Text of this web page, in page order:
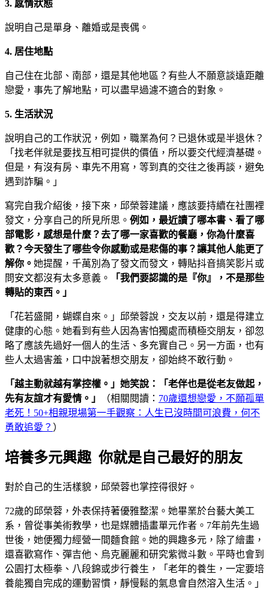
3. 感情狀態
說明自己是單身、離婚或是喪偶。
4. 居住地點
自己住在北部、南部，還是其他地區？有些人不願意談遠距離
戀愛，事先了解地點，可以盡早過濾不適合的對象。
5. 生活狀況
說明自己的工作狀況，例如，職業為何？已退休或是半退休？
「找老伴就是要找互相可提供的價值，所以要交代經濟基礎。
但是，有沒有房、車先不用寫，等到真的交往之後再談，避免
遇到詐騙。」
寫完自我介紹後，接下來，邱榮蓉建議，應該要持續在社團裡
發文，分享自己的所見所思。 例如，最近讀了哪本書、看了哪
部電影，感想是什麼？去了哪一家喜歡的餐廳，你為什麼喜
歡？今天發生了哪些令你感動或是悲傷的事？讓其他人能更了
解你。 她提醒，千萬別為了發文而發文，轉貼抖音搞笑影片或
問安文都沒有太多意義。
「我們要認識的是『你』，不是那些
轉貼的東西。」
「花若盛開，蝴蝶自來。」邱榮蓉說，交友以前，還是得建立
健康的心態。她看到有些人因為害怕獨處而積極交朋友，卻忽
略了應該先過好一個人的生活、多充實自己。另一方面，也有
些人太過害羞，口中說著想交朋友，卻始終不敢行動。
「越主動就越有掌控權。」她笑說：「老伴也是從老友做起，
先有友誼才有愛情。」
（相關閱讀： 70歲還想戀愛，不願孤單
老死！50+相親現場第一手觀察：人生已沒時間可浪費，何不
勇敢追愛？ ）
培養多元興趣 你就是自己最好的朋友
對於自己的生活樣貌，邱榮蓉也掌控得很好。
72歲的邱榮蓉，外表保持著優雅整潔。她畢業於台藝大美工
系，曾從事美術教學，也是媒體插畫單元作者。7年前先生過
世後，她便獨力經營一間麵食館。她的興趣多元，除了繪畫，
還喜歡寫作、彈吉他、烏克麗麗和研究紫微斗數。平時也會到
公園打太極拳、八段錦或步行養生，「老年的養生，一定要培
養能獨自完成的運動習慣，靜慢鬆的氣息會自然溶入生活。」